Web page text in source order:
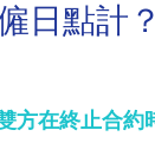
日點計？
方在終止合